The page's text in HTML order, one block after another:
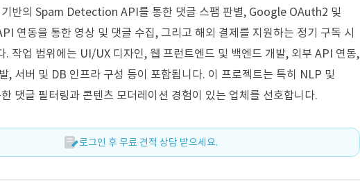
기반의 Spam Detection API를 통한 댓글 스팸 판별, Google OAuth2 및
연동을 통한 영상 및 댓글 수집, 그리고 해외 결제를 지원하는 정기 구독 시
. 작업 범위에는 UI/UX 디자인, 웹 프런트엔드 및 백엔드 개발, 외부 API 연동,
, 서버 및 DB 인프라 구성 등이 포함됩니다. 이 프로젝트는 특히 NLP 및
댓글 필터링과 콘텐츠 모더레이션 경험이 있는 업체를 선호합니다.
로그인 후 무료 견적 상담 받으세요.